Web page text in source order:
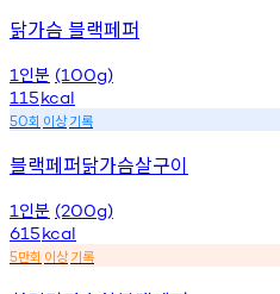
닭가슴 블랙페퍼
1 인분 (100g)
115kcal
50회 이상기록
블랙페퍼닭가슴살구이
1 인분 (200g)
615kcal
5만회 이상기록